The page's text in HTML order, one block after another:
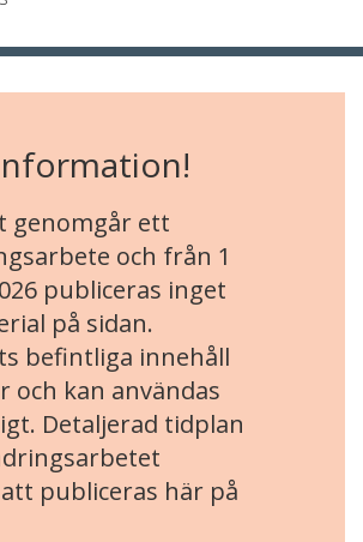
genomgår ett
och från 1
publiceras inget
på sidan.
befintliga innehåll
och kan användas
Detaljerad tidplan
publiceras här på